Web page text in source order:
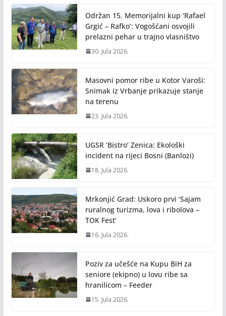
Održan 15. Memorijalni kup ‘Rafael
Grgić – Rafko’: Vogošćani osvojili
prelazni pehar u trajno vlasništvo
30. Jula 2026.
Masovni pomor ribe u Kotor Varoši:
Snimak iz Vrbanje prikazuje stanje
na terenu
23. Jula 2026.
UGSR ‘Bistro’ Zenica: Ekološki
incident na rijeci Bosni (Banlozi)
18. Jula 2026.
Mrkonjić Grad: Uskoro prvi ‘Sajam
ruralnog turizma, lova i ribolova –
TOK Fest’
16. Jula 2026.
Poziv za učešće na Kupu BiH za
seniore (ekipno) u lovu ribe sa
hranilicom – Feeder
15. Jula 2026.